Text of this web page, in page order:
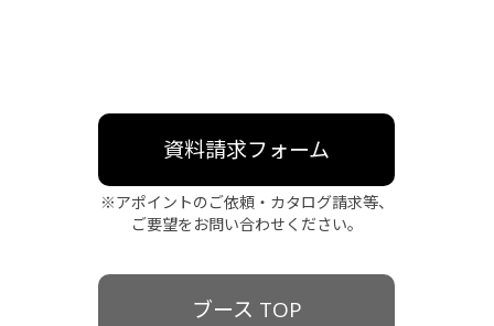
資料請求フォーム
※アポイントのご依頼・カタログ請求等、
ご要望をお問い合わせください。
ブース TOP